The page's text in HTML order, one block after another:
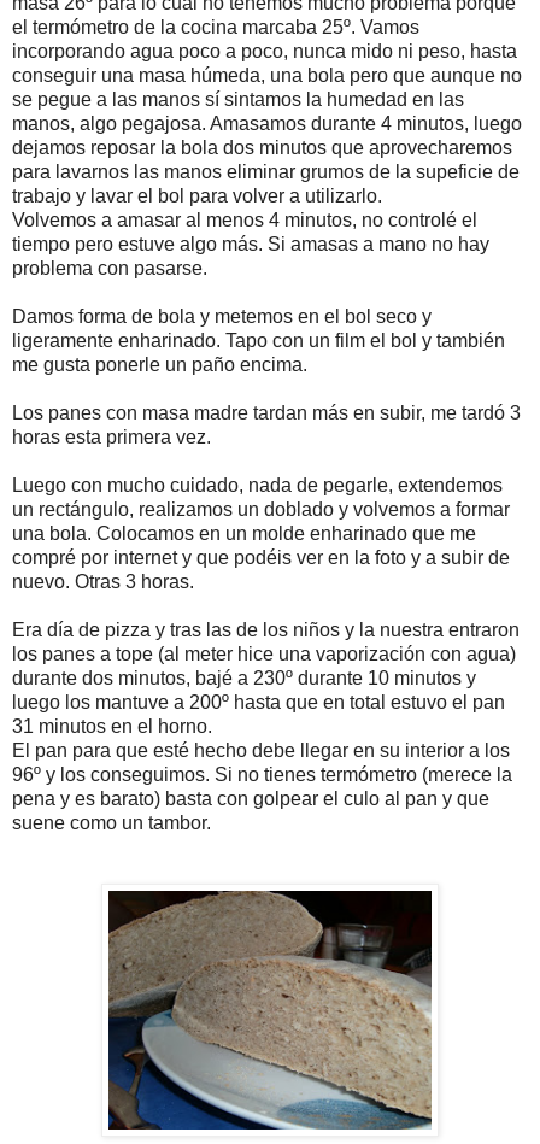
el termómetro de la cocina marcaba 25º. Vamos
incorporando agua poco a poco, nunca mido ni peso, hasta
conseguir una masa húmeda, una bola pero que aunque no
se pegue a las manos sí sintamos la humedad en las
manos, algo pegajosa. Amasamos durante 4 minutos, luego
dejamos reposar la bola dos minutos que aprovecharemos
para lavarnos las manos eliminar grumos de la supeficie de
trabajo y lavar el bol para volver a utilizarlo.
Volvemos a amasar al menos 4 minutos, no controlé el
tiempo pero estuve algo más. Si amasas a mano no hay
problema con pasarse.
Damos forma de bola y metemos en el bol seco y
ligeramente enharinado. Tapo con un film el bol y también
me gusta ponerle un paño encima.
Los panes con masa madre tardan más en subir, me tardó 3
horas esta primera vez.
Luego con mucho cuidado, nada de pegarle, extendemos
un rectángulo, realizamos un doblado y volvemos a formar
una bola. Colocamos en un molde enharinado que me
compré por internet y que podéis ver en la foto y a subir de
nuevo. Otras 3 horas.
Era día de pizza y tras las de los niños y la nuestra entraron
los panes a tope (al meter hice una vaporización con agua)
durante dos minutos, bajé a 230º durante 10 minutos y
luego los mantuve a 200º hasta que en total estuvo el pan
31 minutos en el horno.
El pan para que esté hecho debe llegar en su interior a los
96º y los conseguimos. Si no tienes termómetro (merece la
pena y es barato) basta con golpear el culo al pan y que
suene como un tambor.